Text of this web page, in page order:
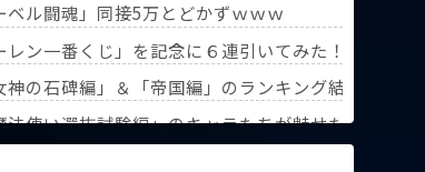
ベル闘魂」同接5万とどかずｗｗｗ
レン一番くじ」を記念に６連引いてみた！気づけ
レン』第3回人気投票】
神の石碑編」＆「帝国編」のランキング結果を分
送のフリーレン』第3回人気投票】
使い選抜試験編」のキャラたちが魅せた驚異の